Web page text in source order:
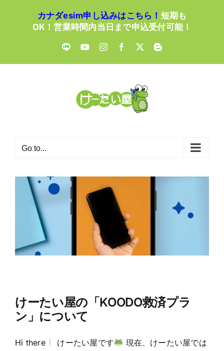
カナダesim申し込みはこちら！ 短期も
OK！営業時間内当日まで申込受付可能！
LINE YouTubeInstagramFacebook
X Blogger
Go to...
けーたい屋の「KOODO救済プラ
ン」について
Hi there けーたい屋です
現在、けーたい屋では